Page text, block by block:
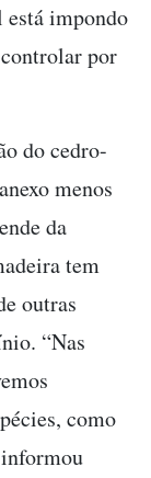
impondo
por
do cedro-
menos
da
tem
outras
“Nas
como